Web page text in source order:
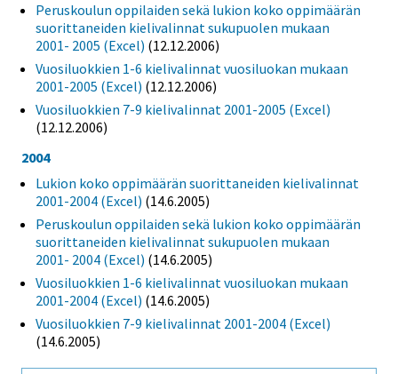
Peruskoulun oppilaiden sekä lukion koko oppimäärän
suorittaneiden kielivalinnat sukupuolen mukaan
2001- 2005 (Excel) (12.12.2006)
Vuosiluokkien 1-6 kielivalinnat vuosiluokan mukaan
2001-2005 (Excel) (12.12.2006)
Vuosiluokkien 7-9 kielivalinnat 2001-2005 (Excel)
(12.12.2006)
2004
Lukion koko oppimäärän suorittaneiden kielivalinnat
2001-2004 (Excel) (14.6.2005)
Peruskoulun oppilaiden sekä lukion koko oppimäärän
suorittaneiden kielivalinnat sukupuolen mukaan
2001- 2004 (Excel) (14.6.2005)
Vuosiluokkien 1-6 kielivalinnat vuosiluokan mukaan
2001-2004 (Excel) (14.6.2005)
Vuosiluokkien 7-9 kielivalinnat 2001-2004 (Excel)
(14.6.2005)